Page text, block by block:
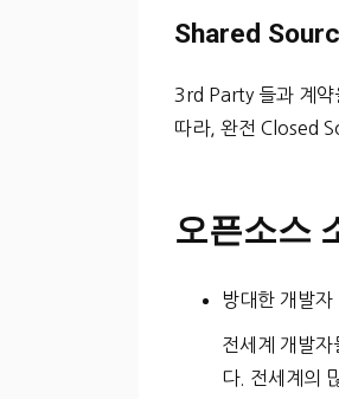
Shared
3rd Party 들과 계약
따라, 완전 Closed
오픈소스
방대한 개발자
전세계 개발
다. 전세계의